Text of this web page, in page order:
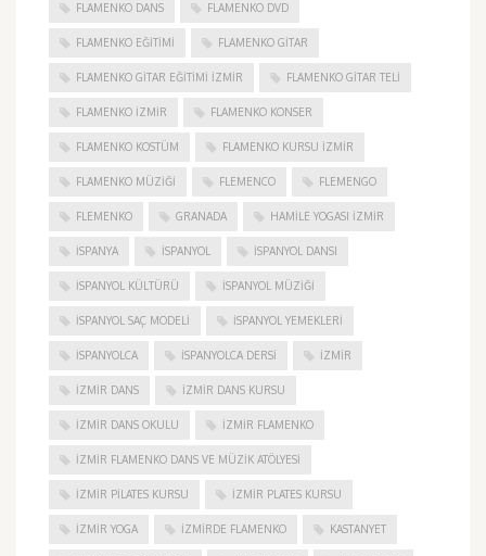
FLAMENKO DANS FLAMENKO DVD
FLAMENKO EĞITIMI FLAMENKO GITAR
FLAMENKO GITAR EĞITIMI İZMIR FLAMENKO GITAR TELI
FLAMENKO IZMIR FLAMENKO KONSER
FLAMENKO KOSTÜM FLAMENKO KURSU İZMIR
FLAMENKO MÜZIĞI FLEMENCO FLEMENGO
FLEMENKO GRANADA HAMILE YOGASI İZMIR
ISPANYA İSPANYOL İSPANYOL DANSI
İSPANYOL KÜLTÜRÜ İSPANYOL MÜZIĞI
İSPANYOL SAÇ MODELI İSPANYOL YEMEKLERI
İSPANYOLCA İSPANYOLCA DERSI IZMIR
IZMIR DANS IZMIR DANS KURSU
IZMIR DANS OKULU IZMIR FLAMENKO
İZMIR FLAMENKO DANS VE MÜZIK ATÖLYESI
İZMIR PILATES KURSU İZMIR PLATES KURSU
İZMIR YOGA IZMIRDE FLAMENKO KASTANYET